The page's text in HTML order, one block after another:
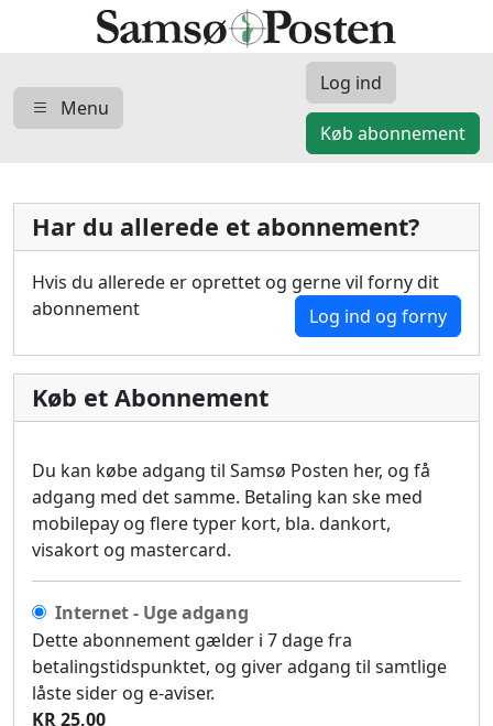
Menu
Log ind
Køb abonnement
Har du allerede et abonnement?
Hvis du allerede er oprettet og gerne vil forny dit
abonnement
Log ind og forny
Køb et Abonnement
Du kan købe adgang til Samsø Posten her, og få
adgang med det samme. Betaling kan ske med
mobilepay og flere typer kort, bla. dankort,
visakort og mastercard.
Internet - Uge adgang
Dette abonnement gælder i 7 dage fra
betalingstidspunktet, og giver adgang til samtlige
låste sider og e-aviser.
KR 25,00